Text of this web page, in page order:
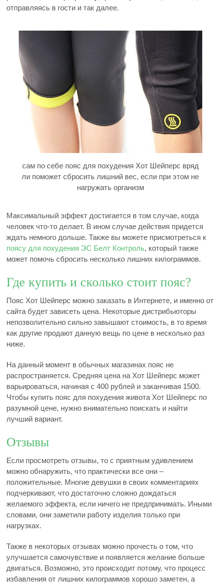
отправляясь в гости и так далее.
сам по себе пояс для похудения Хот Шейперс вряд
ли поможет сбросить лишний вес, если при этом не
нагружать организм
Максимальный эффект достигается в том случае, когда
человек что-то делает. В ином случае действия придется
ждать немного дольше. Также вы можете присмотреться к
поясу для похудения ЭС Белт Контроль, который также
может помочь сбросить несколько лишних килограммов.
Где купить и сколько стоит пояс?
Пояс Хот Шейперс можно заказать в Интернете, и именно от
сайта будет зависеть цена. Некоторые дистрибьюторы
непозволительно сильно завышают стоимость, в то время
как другие продают данную вещь по цене в несколько раз
ниже.
На данный момент в обычных магазинах пояс не
распространяется. Средняя цена на Хот Шейперс может
варьироваться, начиная с 400 рублей и заканчивая 1500.
Чтобы купить пояс для похудения живота Хот Шейперс по
разумной цене, нужно внимательно поискать и найти
лучший вариант.
Отзывы
Если просмотреть отзывы, то с приятным удивлением
можно обнаружить, что практически все они –
положительные. Многие девушки в своих комментариях
подчеркивают, что достаточно сложно дождаться
желаемого эффекта, если ничего не предпринимать. Иными
словами, они заметили работу изделия только при
нагрузках.
Также в некоторых отзывах можно прочесть о том, что
улучшается самочувствие и появляется желание больше
двигаться. Возможно, это происходит потому, что процесс
избавления от лишних килограммов хорошо заметен, а